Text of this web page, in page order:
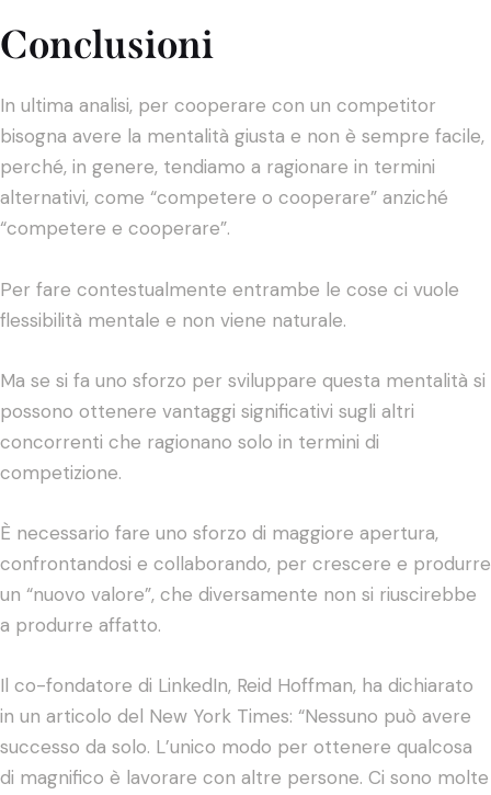
Conclusioni
In ultima analisi, per cooperare con un competitor
bisogna avere la mentalità giusta e non è sempre facile,
perché, in genere, tendiamo a ragionare in termini
alternativi, come “competere o cooperare” anziché
“competere e cooperare”.
Per fare contestualmente entrambe le cose ci vuole
flessibilità mentale e non viene naturale.
Ma se si fa uno sforzo per sviluppare questa mentalità si
possono ottenere vantaggi significativi sugli altri
concorrenti che ragionano solo in termini di
competizione.
È necessario fare uno sforzo di maggiore apertura,
confrontandosi e collaborando, per crescere e produrre
un “nuovo valore”, che diversamente non si riuscirebbe
a produrre affatto.
Il co-fondatore di LinkedIn, Reid Hoffman, ha dichiarato
in un articolo del New York Times: “Nessuno può avere
successo da solo. L’unico modo per ottenere qualcosa
di magnifico è lavorare con altre persone. Ci sono molte